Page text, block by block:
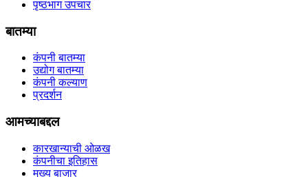
पृष्ठभाग उपचार
बातम्या
कंपनी बातम्या
उद्योग बातम्या
कंपनी कल्याण
प्रदर्शन
आमच्याबद्दल
कारखान्याची ओळख
कंपनीचा इतिहास
मुख्य बाजार